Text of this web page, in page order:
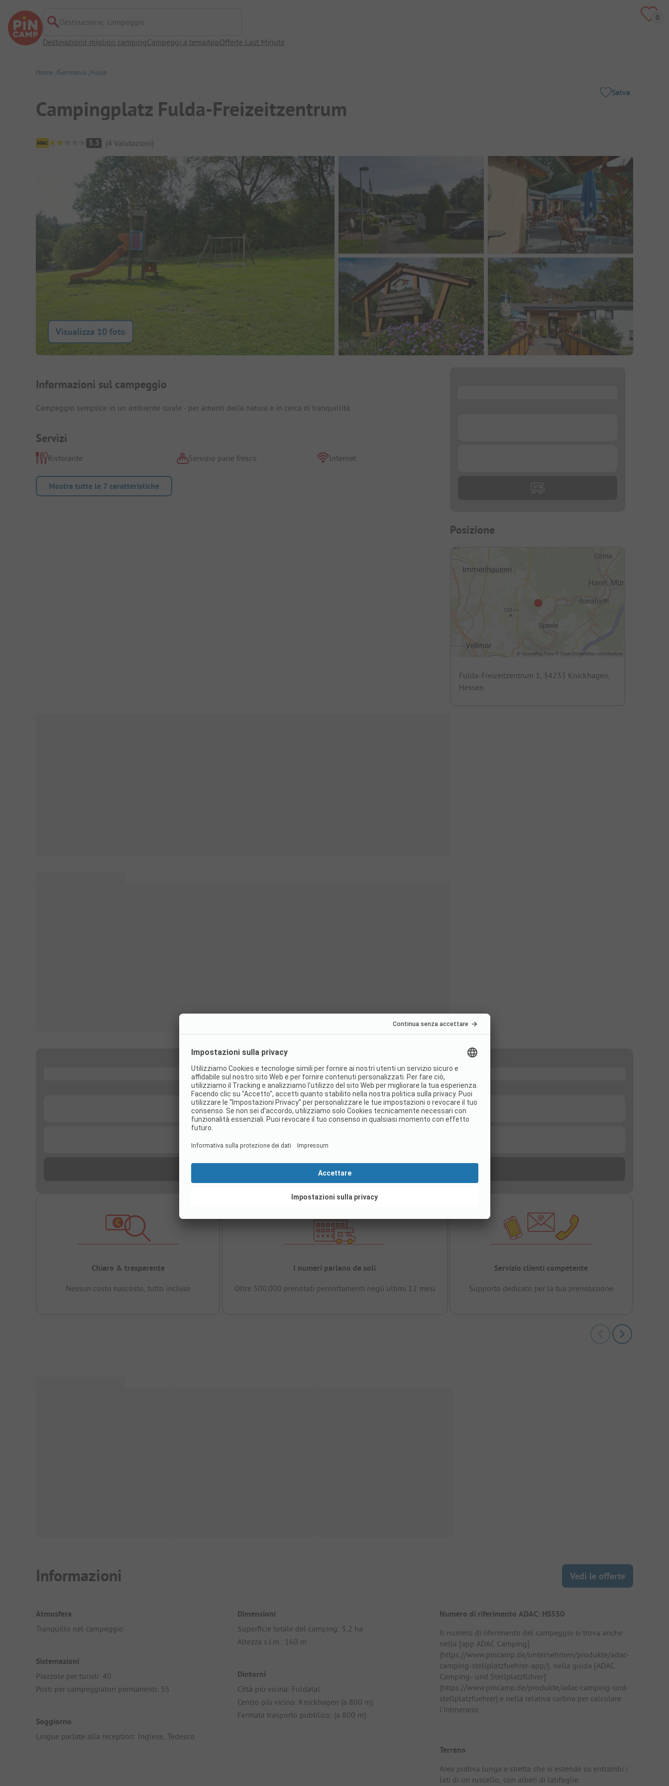
Destinazione, campeggio
DestinazioniI migliori campingCampeggi a temaAppOfferte Last Minute
Home Germania Assia
Campingplatz Fulda-Freizeitzentrum
Salva
Panoramica del campeggio
5.3 (4 Valutazioni)
Visualizza 10 foto
Presentazione del campeggio
Informazioni sul campeggio
Campeggio semplice in un ambiente rurale - per amanti della natura e in cerca di tranquillità.
Servizi
Ristorante Servizio pane fresco Internet
Mostra tutte le 7 caratteristiche
Posizione
Fulda-Freizeitzentrum 1, 34233 Knickhagen,
Hessen
Chiaro & trasparente
Nessun costo nascosto, tutto incluso
I numeri parlano da soli
Oltre 500.000 prenotati pernottamenti negli ultimi 12 mesi
Servizio clienti competente
Supporto dedicato per la tua prenotazione
Informazioni Vedi le offerte
Atmosfera
Tranquillo nel campeggio
Sistemazioni
Piazzole per turisti: 40
Posti per campeggiatori permanenti: 55
Soggiorno
Lingue parlate alla reception: Inglese, Tedesco
Dimensioni
Superficie totale del camping: 3,2 ha
Altezza s.l.m.: 160 m
Dintorni
Città più vicina: Fuldatal
Centro più vicino: Knickhagen (a 800 m)
Fermata trasporto pubblico: (a 800 m)
Numero di riferimento ADAC: HS550
Il numero di riferimento del campeggio si trova anche
nella [app ADAC Camping]
(https://www.pincamp.de/unternehmen/produkte/adac-
camping-stellplatzfuehrer-app/), nella guida [ADAC
Camping- und Stellplatzführer]
(https://www.pincamp.de/produkte/adac-camping-und-
stellplatzfuehrer) e nella relativa cartina per calcolare
l'intinerario.
Terreno
Area prativa lunga e stretta che si estende su entrambi i
lati di un ruscello, con alberi di latifoglie.